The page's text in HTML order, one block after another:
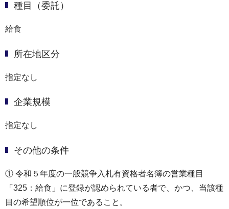
種目（委託）
給食
所在地区分
指定なし
企業規模
指定なし
その他の条件
① 令和５年度の一般競争入札有資格者名簿の営業種目
「325：給食」に登録が認められている者で、かつ、当該種
目の希望順位が一位であること。